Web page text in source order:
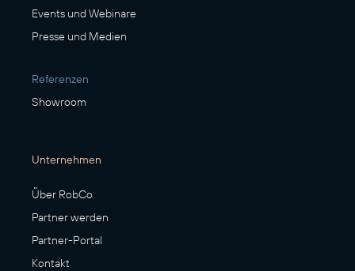
Events und Webinare
Presse und Medien
Referenzen
Showroom
Unternehmen
Über RobCo
Partner werden
Partner-Portal
Kontakt